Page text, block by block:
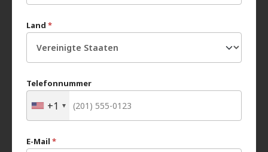
Land *
Telefonnummer
+1
E-Mail *